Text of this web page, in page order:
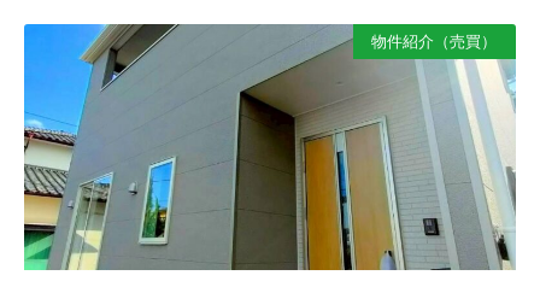
物件紹介（売買）